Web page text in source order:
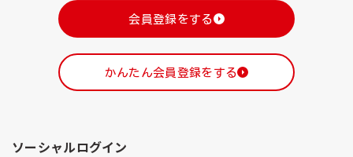
会員登録をする
かんたん会員登録をする
ソーシャルログイン